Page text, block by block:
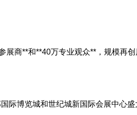
展商**和**40万专业观众**，规模再
际博览城和世纪城新国际会展中心盛